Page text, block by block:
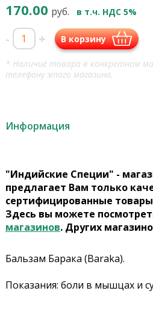
170.00 руб. в т.ч. НДС 5%
- + В корзину
* Наличие товара в конкретном
телефону этого магазина.
Информация
"Индийские Специи" -
предлагает Вам только
сертифицированные
Здесь вы можете
магазинов. Других
Бальзам Барака (Baraka).
Показания: боли в мышцах и